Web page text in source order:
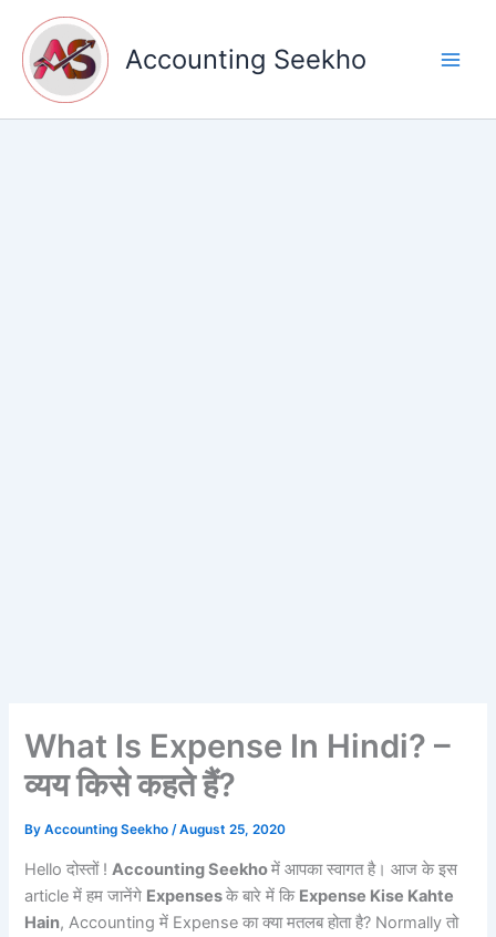
content
Accounting Seekho
What Is Expense In Hindi? –
व्यय किसे कहते हैं?
ByAccounting Seekho/August 25, 2020
Hello दोस्तों !Accounting Seekhoमें आपका स्वागत है। आज के इस
article में हम जानेंगे Expensesके बारे में कि Expense Kise Kahte
Hain, Accounting में Expense का क्या मतलब होता है? Normally तो